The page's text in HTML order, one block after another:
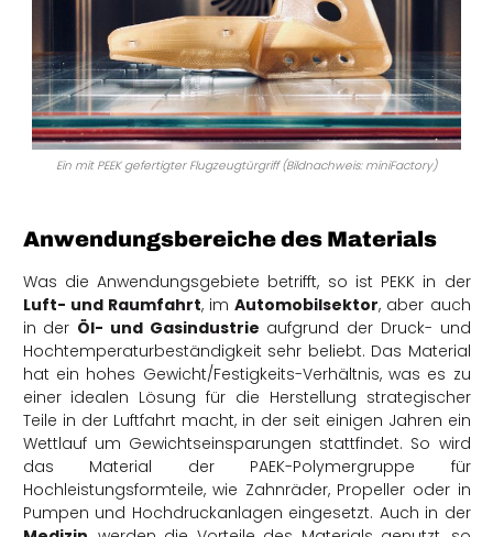
Ein mit PEEK gefertigter Flugzeugtürgriff (Bildnachweis: miniFactory)
Anwendungsbereiche des Materials
Was die Anwendungsgebiete betrifft, so ist PEKK in der
Luft- und Raumfahrt, imAutomobilsektor, aber auch
in der Öl- und Gasindustrie aufgrund der Druck- und
Hochtemperaturbeständigkeit sehr beliebt. Das Material
hat ein hohes Gewicht/Festigkeits-Verhältnis, was es zu
einer idealen Lösung für die Herstellung strategischer
Teile in der Luftfahrt macht, in der seit einigen Jahren ein
Wettlauf um Gewichtseinsparungen stattfindet. So wird
das
Material der PAEK-Polymergruppe für
Hochleistungsformteile, wie Zahnräder, Propeller oder in
Pumpen und Hochdruckanlagen eingesetzt. Auch in der